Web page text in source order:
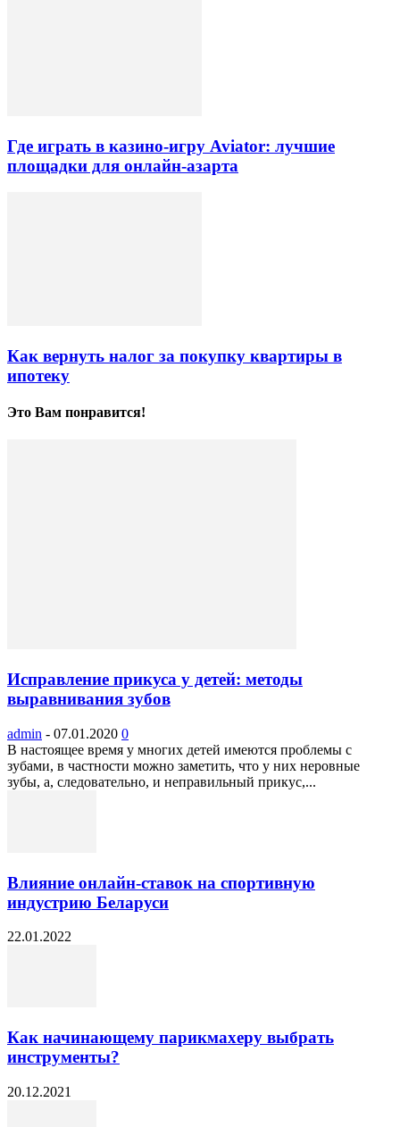
Где играть в казино-игру Aviator: лучшие
площадки для онлайн-азарта
Как вернуть налог за покупку квартиры в
ипотеку
Это Вам понравится!
Исправление прикуса у детей: методы
выравнивания зубов
admin - 07.01.2020 0
В настоящее время у многих детей имеются проблемы с
зубами, в частности можно заметить, что у них неровные
зубы, а, следовательно, и неправильный прикус,...
Влияние онлайн-ставок на спортивную
индустрию Беларуси
22.01.2022
Как начинающему парикмахеру выбрать
инструменты?
20.12.2021